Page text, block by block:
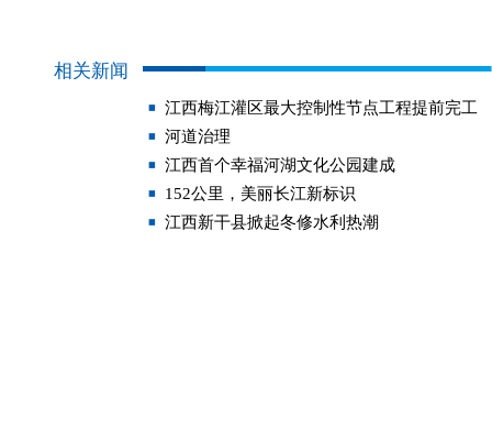
相关新闻
江西梅江灌区最大控制性节点工程提前完工
河道治理
江西首个幸福河湖文化公园建成
152公里，美丽长江新标识
江西新干县掀起冬修水利热潮